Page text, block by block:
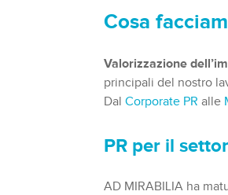
Cosa
Valorizzazione
principali del nostro
Dal Corporate PR alle
PR per il
AD MIRABILIA ha